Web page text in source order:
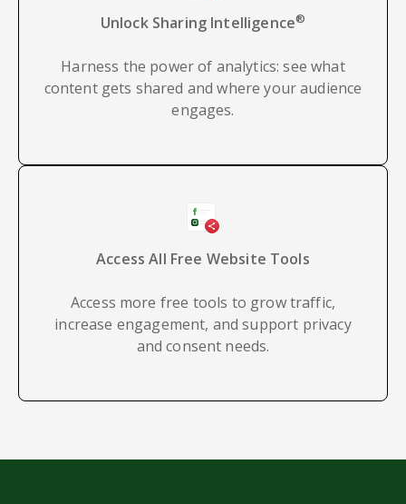
Unlock Sharing Intelligence®
Harness the power of analytics: see what
content gets shared and where your audience
engages.
Access All Free Website Tools
Access more free tools to grow traffic,
increase engagement, and support privacy
and consent needs.